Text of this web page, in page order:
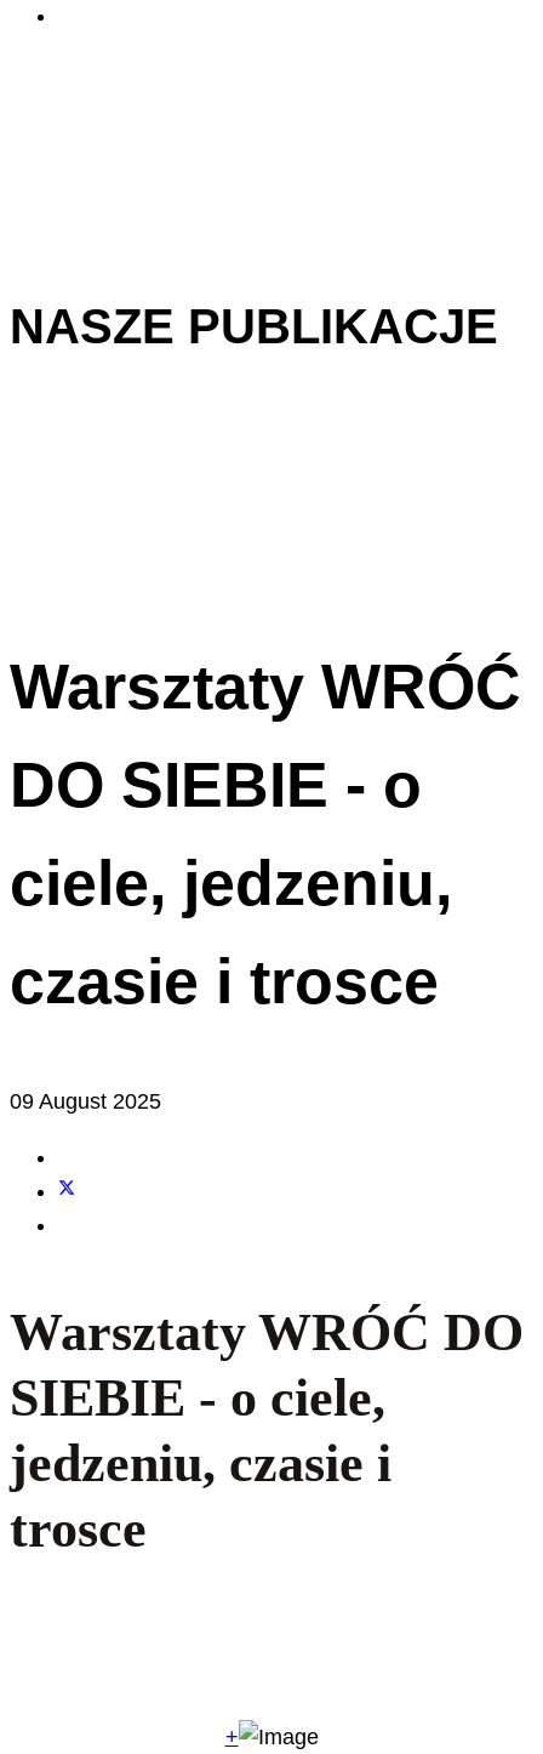
NASZE PUBLIKACJE
Warsztaty WRÓĆ
DO SIEBIE - o
ciele, jedzeniu,
czasie i trosce
09 August 2025
Warsztaty WRÓĆ DO
SIEBIE - o ciele,
jedzeniu, czasie i
trosce
+